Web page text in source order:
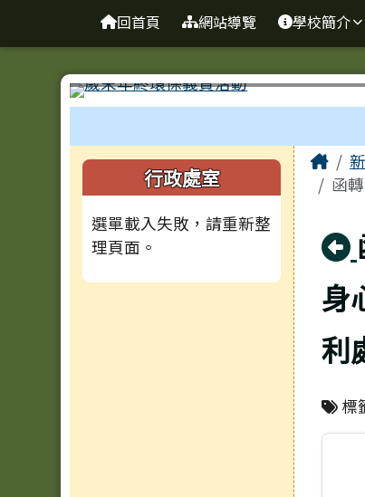
臺南市新營國小
回首頁 網站導覽 學校簡介
左邊區域內容
行政處室
選單載入失敗，請重新整
理頁面。
主
函
身
利
標
頁尾區域